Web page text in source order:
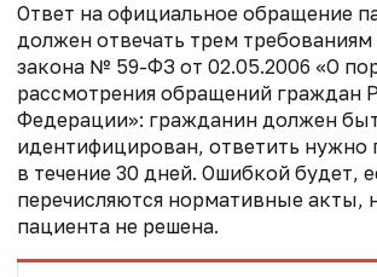
Ответ на официальное обращение
должен отвечать трем
закона № 59-ФЗ от 02.05.2006 «О
рассмотрения обращений граждан
Федерации»: гражданин должен
идентифицирован, ответить нужно
в течение 30 дней. Ошибкой будет,
перечисляются нормативные акты,
пациента не решена.